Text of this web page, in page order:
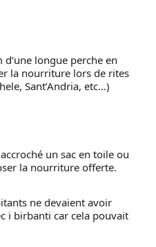
longue perche en
la nourriture lors de rites
Sant’Andria, etc…)
un sac en toile ou
la nourriture offerte.
ne devaient avoir
i birbanti car cela pouvait